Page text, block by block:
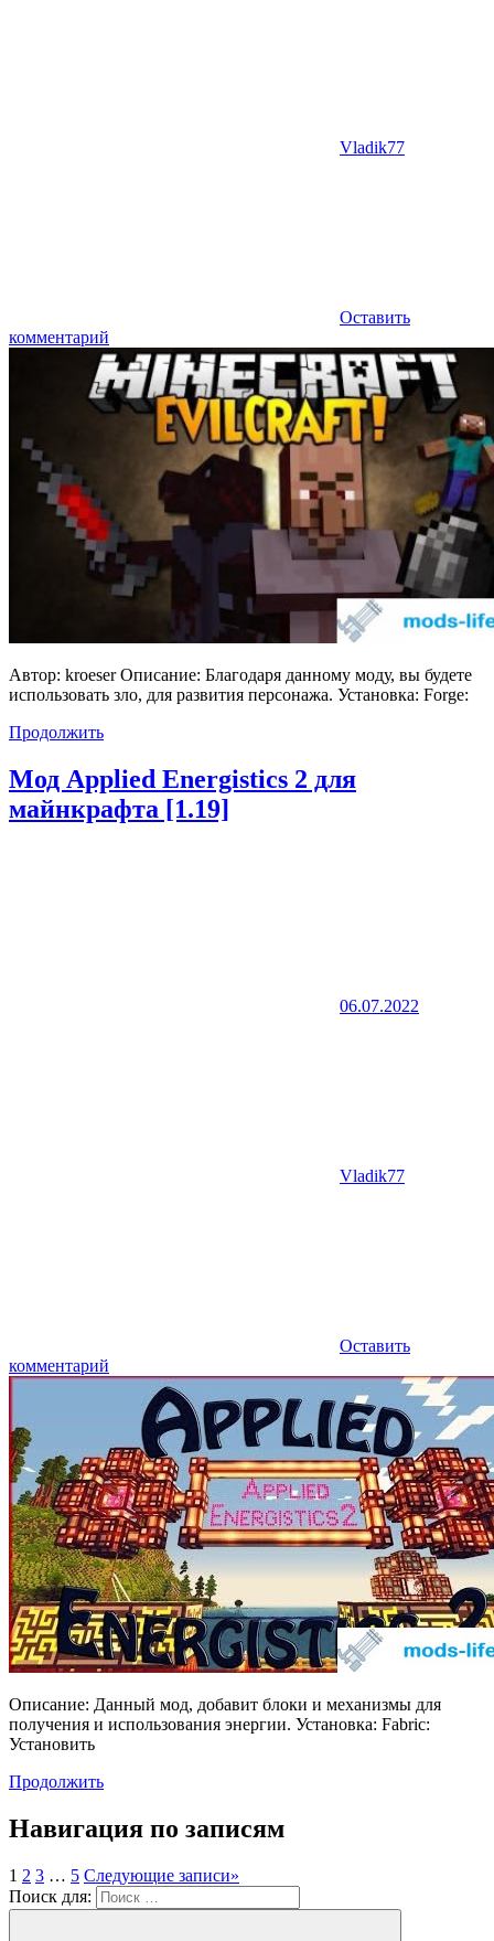
Vladik77
Оставить
комментарий
Автор: kroeser Описание: Благодаря данному моду, вы будете
использовать зло, для развития персонажа. Установка: Forge:
Продолжить
Мод Applied Energistics 2 для
майнкрафта [1.19]
06.07.2022
Vladik77
Оставить
комментарий
Описание: Данный мод, добавит блоки и механизмы для
получения и использования энергии. Установка: Fabric:
Установить
Продолжить
Навигация по записям
1 2 3 … 5 Следующие записи»
Поиск для: